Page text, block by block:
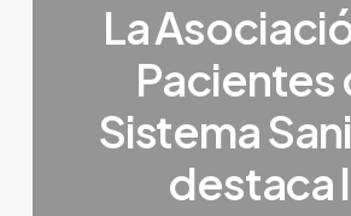
La
Pacientes
Sistema
destaca